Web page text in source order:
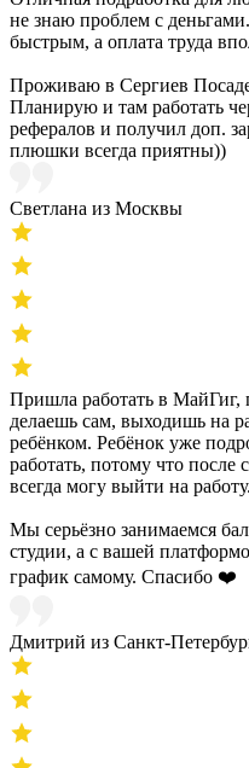
не знаю проблем с
быстрым, а оплата труда
Проживаю в Сергиев
Планирую и там работать
рефералов и получил доп.
плюшки всегда приятны))
Светлана из Москвы
Пришла работать в МайГиг,
делаешь сам, выходишь на
ребёнком. Ребёнок уже
работать, потому что после
всегда могу выйти на работу.
Мы серьёзно занимаемся
студии, а с вашей
график самому. Спасибо ❤️
Дмитрий из Санкт-